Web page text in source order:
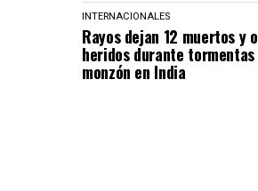
INTERNACIONALES
Rayos dejan 12 muertos y
heridos durante
monzón en India